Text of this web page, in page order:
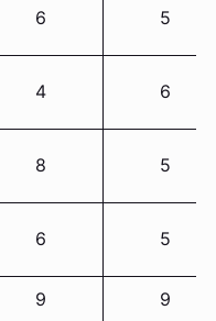
6 5
4 6
8 5
6 5
9 9